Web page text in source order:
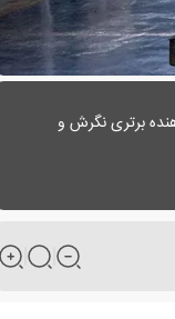
مقوله نشان دهنده برتری نگرش و